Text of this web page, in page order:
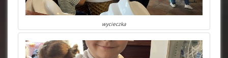
wycieczka